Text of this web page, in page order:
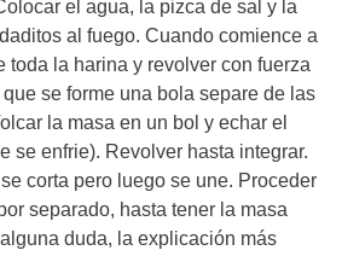
el agua, la pizca de sal y la
al fuego. Cuando comience a
toda la harina y revolver con fuerza
se forme una bola separe de las
la masa en un bol y echar el
se enfrie). Revolver hasta integrar.
corta pero luego se une. Proceder
separado, hasta tener la masa
duda, la explicación más